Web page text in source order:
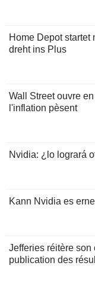
Home Depot startet
dreht ins Plus
Wall Street ouvre
l'inflation pèsent
Nvidia: ¿lo logrará
Kann Nvidia es
Jefferies réitère
publication des